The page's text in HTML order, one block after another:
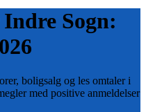
Indre Sogn:
boligsalg og les omtaler i
med positive anmeldelser